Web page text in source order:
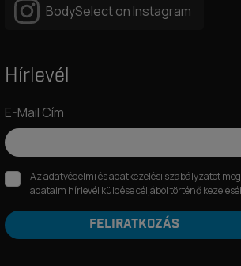
BodySelect on Instagram
Hírlevél
E-Mail Cím
Azadatvédelmi és adatkezelési szabályzatot
adataim hírlevél küldése céljából történő
FELIRATKOZÁS